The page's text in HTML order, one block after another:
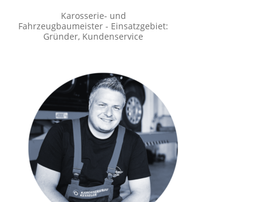
Karosserie- und
Fahrzeugbaumeister - Einsatzgebiet:
Gründer, Kundenservice